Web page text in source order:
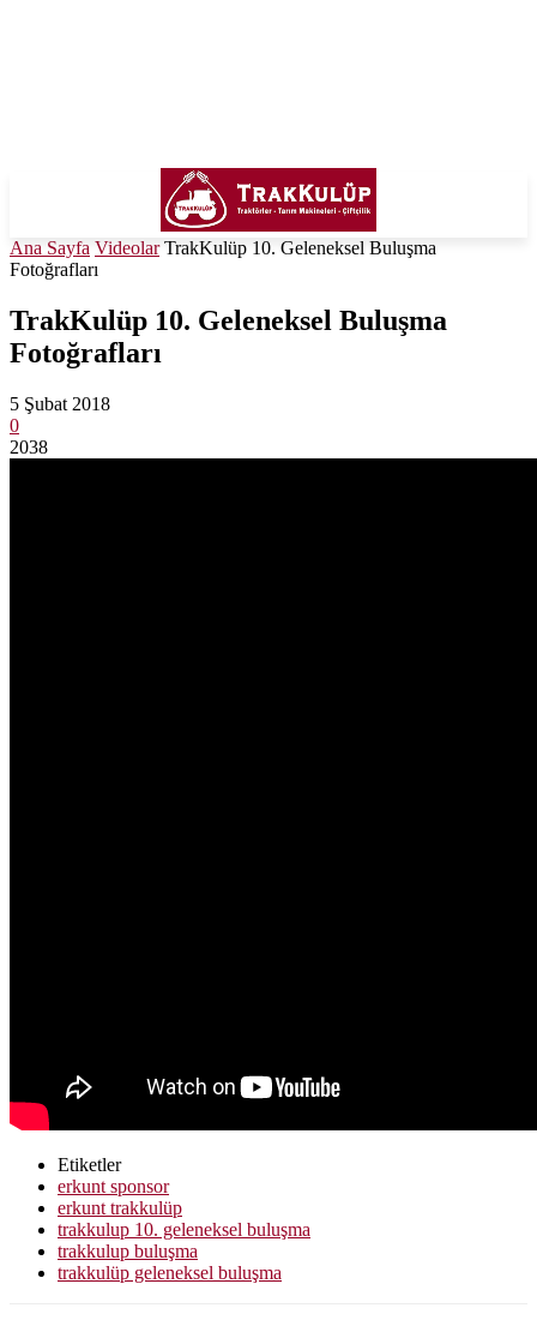
Ana Sayfa Videolar TrakKulüp 10. Geleneksel Buluşma
Fotoğrafları
TrakKulüp 10. Geleneksel Buluşma
Fotoğrafları
5 Şubat 2018
0
2038
Etiketler
erkunt sponsor
erkunt trakkulüp
trakkulup 10. geleneksel buluşma
trakkulup buluşma
trakkulüp geleneksel buluşma